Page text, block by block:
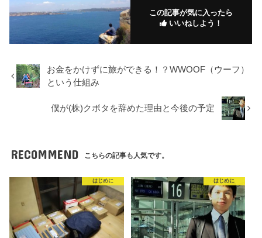
この記事が気に入ったら
いいねしよう！
お金をかけずに旅ができる！？WWOOF（ウーフ）
という仕組み
僕が(株)クボタを辞めた理由と今後の予定
RECOMMEND こちらの記事も人気です。
はじめに はじめに